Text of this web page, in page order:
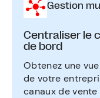
Gestion
Centraliser le
de bord
Obtenez une
de votre
canaux de